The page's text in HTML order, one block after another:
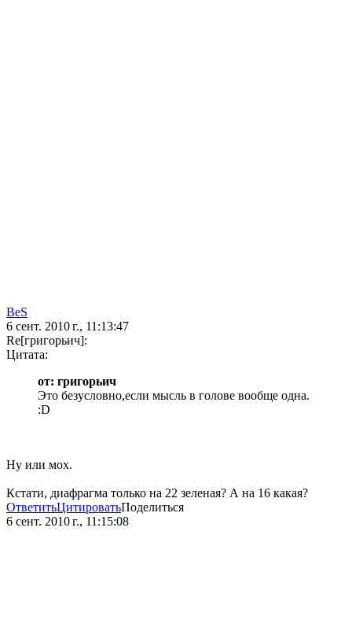
BeS
6 сент. 2010 г., 11:13:47
Re[григорьич]:
Цитата:
от: григорьич
Это безусловно,если мысль в голове вообще одна.
:D
Ну или мох.
Кстати, диафрагма только на 22 зеленая? А на 16 какая?
ОтветитьЦитироватьПоделиться
6 сент. 2010 г., 11:15:08